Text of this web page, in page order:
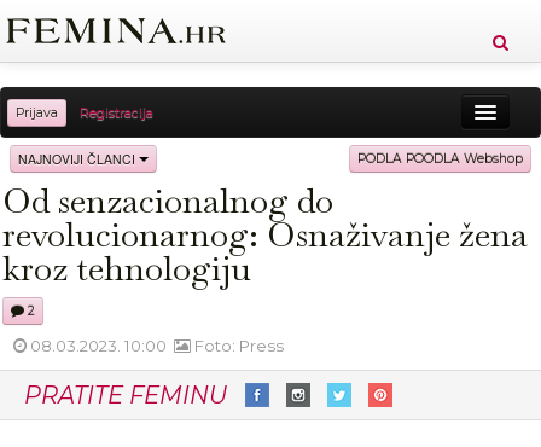
Prijava Registracija
Sreća Zdravlje Vitkost
Moda Ljubav Relax Putovanja
Proizvodi
NAJNOVIJI ČLANCI PODLA POODLA Webshop
Od senzacionalnog do
revolucionarnog: Osnaživanje žena
kroz tehnologiju
2
08.03.2023. 10:00 Foto: Press
PRATITE FEMINU